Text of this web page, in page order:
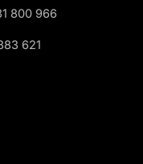
800 966
621